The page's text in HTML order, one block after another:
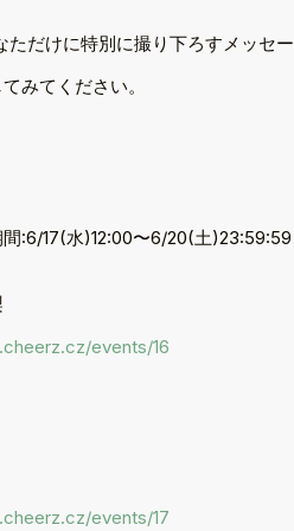
ただけに特別に撮り下ろすメッセ
みてください。
:6/17(水)12:00〜6/20(土)23:59:59
events/16
events/17